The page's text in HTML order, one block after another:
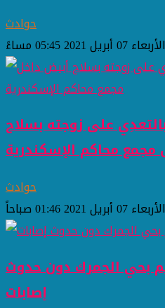
حوادث
الأربعاء 07 أبريل 2021 05:45 مساءً
على زوجته بسلاح
مجمع محاكم الإسكندرية
حوادث
الأربعاء 07 أبريل 2021 01:46 صباحاً
بحي الجمرك دون حدوث
إصابات